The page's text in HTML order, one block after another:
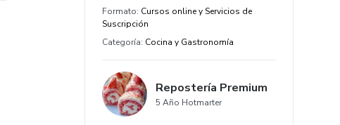
Estudia a tu manera y en cualquier
dispositivo
Formato: Cursos online y Servicios de
Suscripción
Categoría: Cocina y Gastronomía
Repostería Premium
5 Año Hotmarter